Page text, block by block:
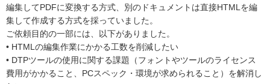
編集してPDFに変換する方式、別のドキュメントは直接HTMLを編
集して作成する方式を採っていました。
ご依頼目的の一部には、以下がありました。
• HTMLの編集作業にかかる工数を削減したい
• DTPツールの使用に関する課題（フォントやツールのライセンス
費用がかかること、PCスペック・環境が求められること）を解消し